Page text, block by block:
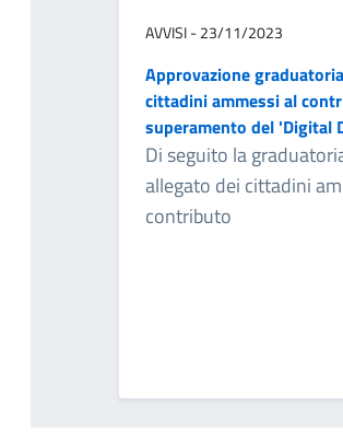
AVVISI - 23/11/2023
Approvazione
cittadini ammessi al
superamento del 'Digital
Di seguito la
allegato dei cittadini
contributo